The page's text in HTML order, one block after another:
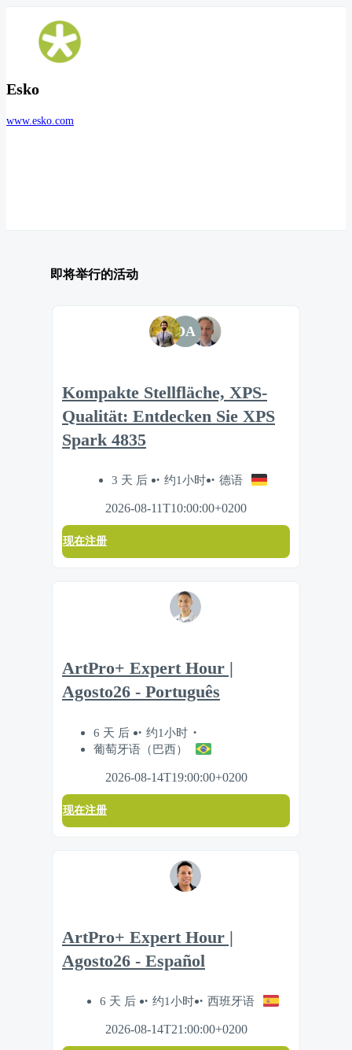
Esko
www.esko.com
即将举行的活动
DA
Kompakte Stellfläche, XPS-
Qualität: Entdecken Sie XPS
Spark 4835
3 天 后 约1小时 德语
2026-08-11T10:00:00+0200
现在注册
ArtPro+ Expert Hour |
Agosto26 - Português
6 天 后
约1小时
葡萄牙语（巴西）
2026-08-14T19:00:00+0200
现在注册
ArtPro+ Expert Hour |
Agosto26 - Español
6 天 后 约1小时 西班牙语
2026-08-14T21:00:00+0200